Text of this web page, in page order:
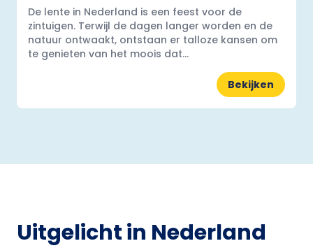
De lente in Nederland is een feest voor de
zintuigen. Terwijl de dagen langer worden en de
natuur ontwaakt, ontstaan er talloze kansen om
te genieten van het moois dat...
Bekijken
Uitgelicht in Nederland